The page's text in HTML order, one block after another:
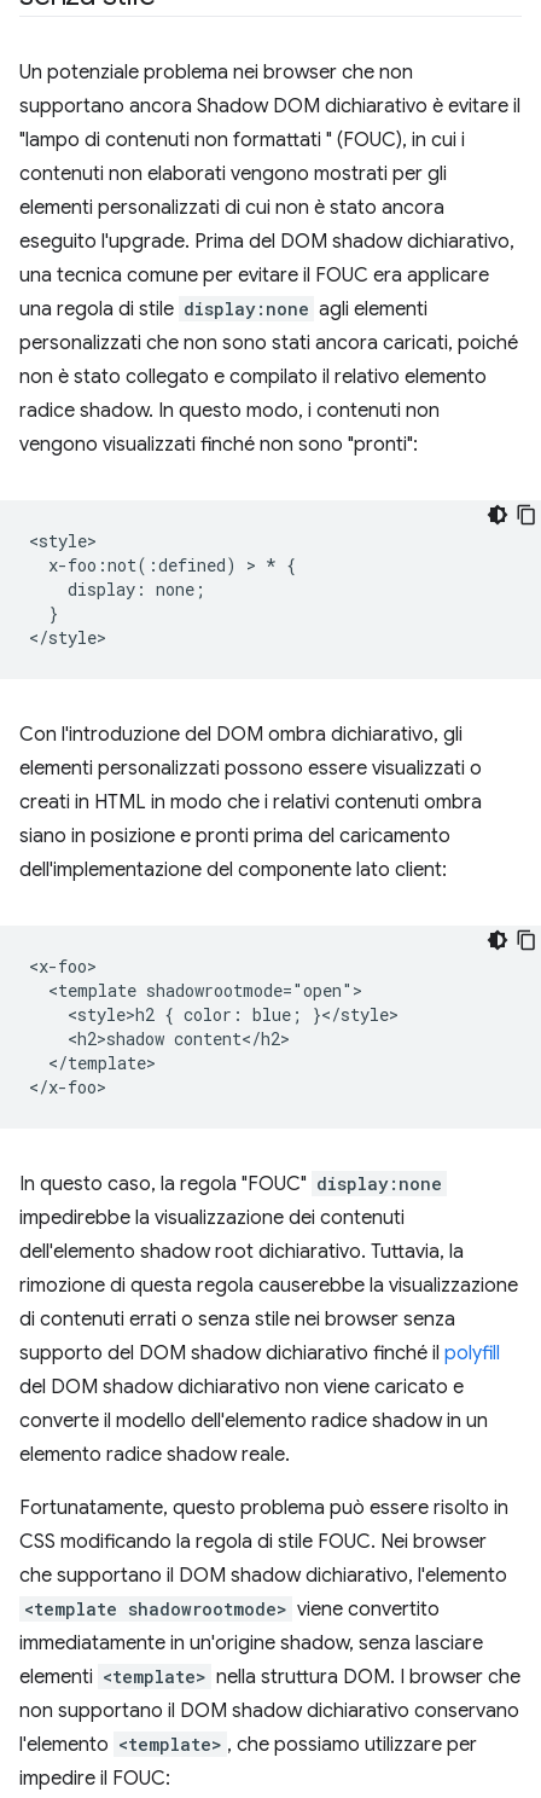
Un potenziale problema nei browser che non
supportano ancora Shadow DOM dichiarativo è evitare il
"lampo di contenuti non formattati " (FOUC), in cui i
contenuti non elaborati vengono mostrati per gli
elementi personalizzati di cui non è stato ancora
eseguito l'upgrade. Prima del DOM shadow dichiarativo,
una tecnica comune per evitare il FOUC era applicare
una regola di stile display:none agli elementi
personalizzati che non sono stati ancora caricati, poiché
non è stato collegato e compilato il relativo elemento
radice shadow. In questo modo, i contenuti non
vengono visualizzati finché non sono "pronti":
<style>
  x-foo:not(:defined) > * {
    display: none;
  }
Con l'introduzione del DOM ombra dichiarativo, gli
elementi personalizzati possono essere visualizzati o
creati in HTML in modo che i relativi contenuti ombra
siano in posizione e pronti prima del caricamento
dell'implementazione del componente lato client:
<x-foo>
  <template shadowrootmode="open">
    <style>h2 { color: blue; }</style>
    <h2>shadow content</h2>
  </template>
In questo caso, la regola "FOUC" display:none
impedirebbe la visualizzazione dei contenuti
dell'elemento shadow root dichiarativo. Tuttavia, la
rimozione di questa regola causerebbe la visualizzazione
di contenuti errati o senza stile nei browser senza
supporto del DOM shadow dichiarativo finché il polyfill
del DOM shadow dichiarativo non viene caricato e
converte il modello dell'elemento radice shadow in un
elemento radice shadow reale.
Fortunatamente, questo problema può essere risolto in
CSS modificando la regola di stile FOUC. Nei browser
che supportano il DOM shadow dichiarativo, l'elemento
<template shadowrootmode> viene convertito
immediatamente in un'origine shadow, senza lasciare
elementi <template> nella struttura DOM. I browser che
non supportano il DOM shadow dichiarativo conservano
l'elemento <template> , che possiamo utilizzare per
impedire il FOUC: